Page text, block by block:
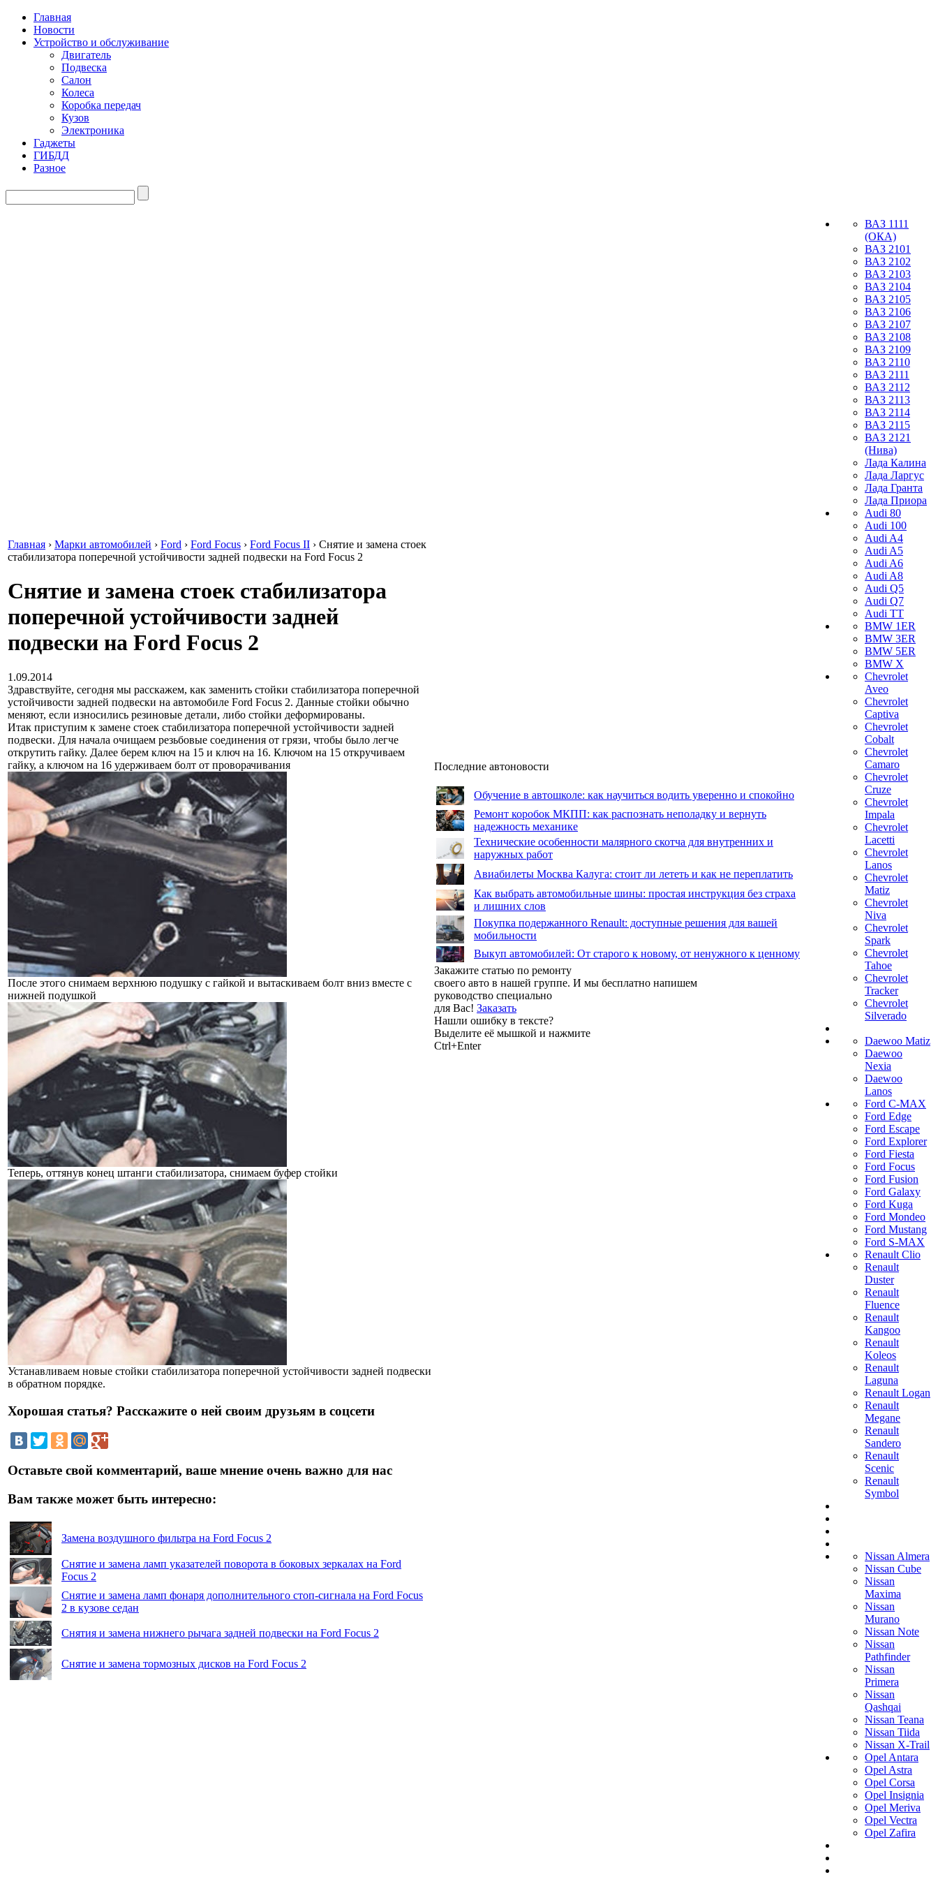
Главная
Новости
Устройство и обслуживание
Двигатель
Подвеска
Салон
Колеса
Коробка передач
Кузов
Электроника
Гаджеты
ГИБДД
Разное
Главная › Марки автомобилей › Ford › Ford Focus › Ford Focus II › Снятие и замена стоек
стабилизатора поперечной устойчивости задней подвески на Ford Focus 2
Снятие и замена стоек стабилизатора
поперечной устойчивости задней
подвески на Ford Focus 2
1.09.2014
Здравствуйте, сегодня мы расскажем, как заменить стойки стабилизатора поперечной
устойчивости задней подвески на автомобиле Ford Focus 2. Данные стойки обычно
меняют, если износились резиновые детали, либо стойки деформированы.
Итак приступим к замене стоек стабилизатора поперечной устойчивости задней
подвески. Для начала очищаем резьбовые соединения от грязи, чтобы было легче
открутить гайку. Далее берем ключ на 15 и ключ на 16. Ключом на 15 откручиваем
гайку, а ключом на 16 удерживаем болт от проворачивания
После этого снимаем верхнюю подушку с гайкой и вытаскиваем болт вниз вместе с
нижней подушкой
Теперь, оттянув конец штанги стабилизатора, снимаем буфер стойки
Устанавливаем новые стойки стабилизатора поперечной устойчивости задней подвески
в обратном порядке.
Хорошая статья? Расскажите о ней своим друзьям в соцсети
Оставьте свой комментарий, ваше мнение очень важно для нас
Вам также может быть интересно:
Замена воздушного фильтра на Ford Focus 2
Снятие и замена ламп указателей поворота в боковых зеркалах на Ford
Focus 2
Снятие и замена ламп фонаря дополнительного стоп-сигнала на Ford Focus
2 в кузове седан
Снятия и замена нижнего рычага задней подвески на Ford Focus 2
Снятие и замена тормозных дисков на Ford Focus 2
Последние автоновости
Обучение в автошколе: как научиться водить уверенно и спокойно
Ремонт коробок МКПП: как распознать неполадку и вернуть
надежность механике
Технические особенности малярного скотча для внутренних и
наружных работ
Авиабилеты Москва Калуга: стоит ли лететь и как не переплатить
Как выбрать автомобильные шины: простая инструкция без страха
и лишних слов
Покупка подержанного Renault: доступные решения для вашей
мобильности
Выкуп автомобилей: От старого к новому, от ненужного к ценному
Закажите статью по ремонту
своего авто в нашей группе. И мы бесплатно напишем
руководство специально
для Вас! Заказать
Нашли ошибку в тексте?
Выделите её мышкой и нажмите
Ctrl+Enter
ВАЗ 1111
(ОКА)
ВАЗ 2101
ВАЗ 2102
ВАЗ 2103
ВАЗ 2104
ВАЗ 2105
ВАЗ 2106
ВАЗ 2107
ВАЗ 2108
ВАЗ 2109
ВАЗ 2110
ВАЗ 2111
ВАЗ 2112
ВАЗ 2113
ВАЗ 2114
ВАЗ 2115
ВАЗ 2121
(Нива)
Лада Калина
Лада Ларгус
Лада Гранта
Лада Приора
Audi 80
Audi 100
Audi A4
Audi A5
Audi A6
Audi A8
Audi Q5
Audi Q7
Audi TT
BMW 1ER
BMW 3ER
BMW 5ER
BMW X
Chevrolet
Aveo
Chevrolet
Captiva
Chevrolet
Cobalt
Chevrolet
Camaro
Chevrolet
Cruze
Chevrolet
Impala
Chevrolet
Lacetti
Chevrolet
Lanos
Chevrolet
Matiz
Chevrolet
Niva
Chevrolet
Spark
Chevrolet
Tahoe
Chevrolet
Tracker
Chevrolet
Silverado
Daewoo Matiz
Daewoo
Nexia
Daewoo
Lanos
Ford C-MAX
Ford Edge
Ford Escape
Ford Explorer
Ford Fiesta
Ford Focus
Ford Fusion
Ford Galaxy
Ford Kuga
Ford Mondeo
Ford Mustang
Ford S-MAX
Renault Clio
Renault
Duster
Renault
Fluence
Renault
Kangoo
Renault
Koleos
Renault
Laguna
Renault Logan
Renault
Megane
Renault
Sandero
Renault
Scenic
Renault
Symbol
Nissan Almera
Nissan Cube
Nissan
Maxima
Nissan
Murano
Nissan Note
Nissan
Pathfinder
Nissan
Primera
Nissan
Qashqai
Nissan Teana
Nissan Tiida
Nissan X-Trail
Opel Antara
Opel Astra
Opel Corsa
Opel Insignia
Opel Meriva
Opel Vectra
Opel Zafira